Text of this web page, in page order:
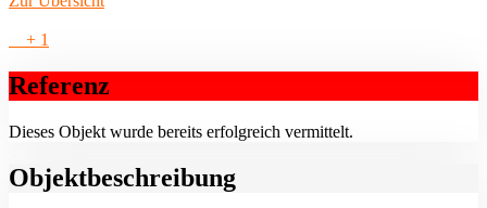
+ 1
Referenz
Dieses Objekt wurde bereits erfolgreich vermittelt.
Objekt­beschreibung